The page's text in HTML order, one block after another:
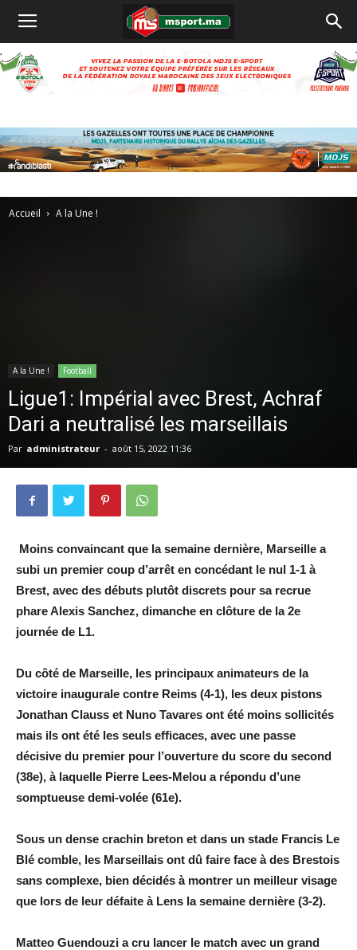
Accueil A la Une !
A la Une ! Football
Ligue1: Impérial avec Brest, Achraf
Dari a neutralisé les marseillais
Par administrateur - août 15, 2022 11:36
Moins convaincant que la semaine dernière, Marseille a
subi un premier coup d’arrêt en concédant le nul 1-1 à
Brest, avec des débuts plutôt discrets pour sa recrue
phare Alexis Sanchez, dimanche en clôture de la 2e
journée de L1.
Du côté de Marseille, les principaux animateurs de la
victoire inaugurale contre Reims (4-1), les deux pistons
Jonathan Clauss et Nuno Tavares ont été moins sollicités
mais ils ont été les seuls efficaces, avec une passe
décisive du premier pour l’ouverture du score du second
(38e), à laquelle Pierre Lees-Melou a répondu d’une
somptueuse demi-volée (61e).
Sous un dense crachin breton et dans un stade Francis Le
Blé comble, les Marseillais ont dû faire face à des Brestois
sans complexe, bien décidés à montrer un meilleur visage
que lors de leur défaite à Lens la semaine dernière (3-2).
Matteo Guendouzi a cru lancer le match avec un grand